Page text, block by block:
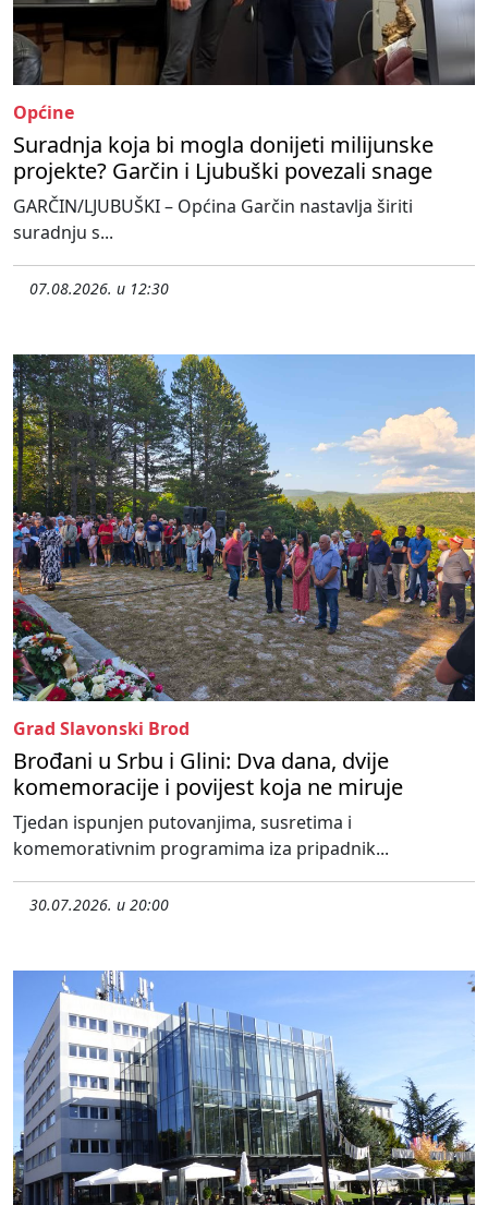
Općine
Suradnja koja bi mogla donijeti milijunske
projekte? Garčin i Ljubuški povezali snage
GARČIN/LJUBUŠKI – Općina Garčin nastavlja širiti
suradnju s...
07.08.2026. u 12:30
Grad Slavonski Brod
Brođani u Srbu i Glini: Dva dana, dvije
komemoracije i povijest koja ne miruje
Tjedan ispunjen putovanjima, susretima i
komemorativnim programima iza pripadnik...
30.07.2026. u 20:00